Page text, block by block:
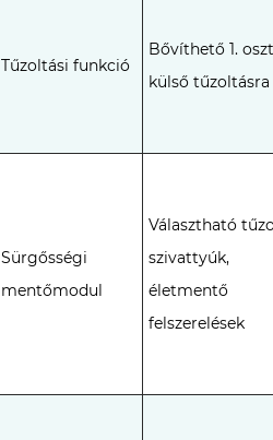
Tűzoltási funkció
Bővíthető 1.
külső tűzoltásra
Sürgősségi
mentőmodul
Választható
szivattyúk,
életmentő
felszerelések